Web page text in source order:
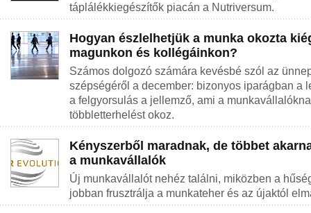
táplálékkiegészítők piacán a Nutriversum.
Hogyan észlelhetjük a munka okozta
magunkon és kollégáinkon?
Számos dolgozó számára kevésbé szól az
szépségéről a december: bizonyos iparágban a
a felgyorsulás a jellemző, ami a
többletterhelést okoz.
Kényszerből maradnak, de többet
a munkavállalók
Új munkavállalót nehéz találni, miközben a
jobban frusztrálja a munkateher és az újaktól